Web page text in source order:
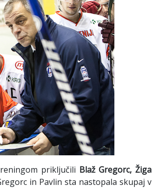
priključili Blaž Gregorc, Žiga
in Pavlin sta nastopala skupaj v